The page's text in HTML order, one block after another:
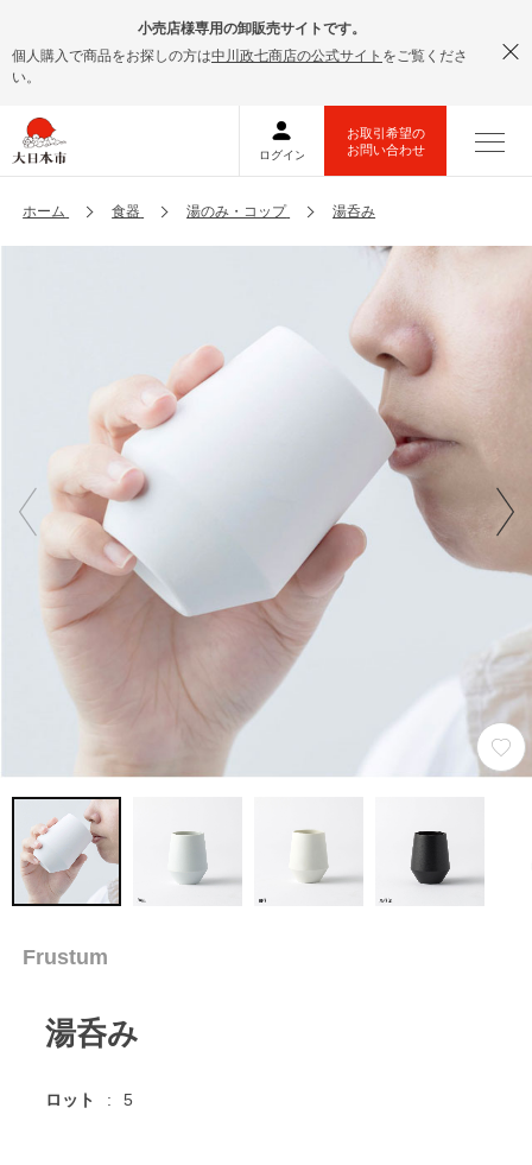
小売店様専用の卸販売サイトです。
個人購入で商品をお探しの方は中川政七商店の公式サイト をご覧くださ
い。
ホーム 食器 湯のみ・コップ 湯呑み
Frustum
湯呑み
ロット 5